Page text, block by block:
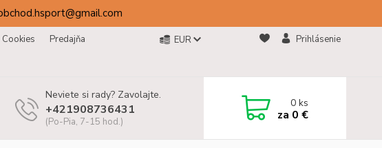
Cookies
Predajňa
EUR Prihlásenie
Neviete si rady? Zavolajte.
+421908736431
(Po-Pia, 7-15 hod.)
0ks
za 0 €